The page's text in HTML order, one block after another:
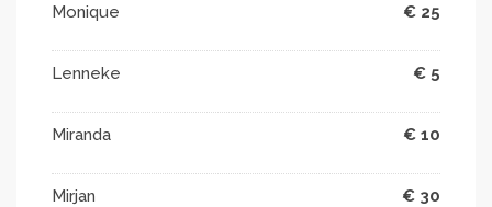
Monique € 25
Lenneke € 5
Miranda € 10
Mirjan € 30